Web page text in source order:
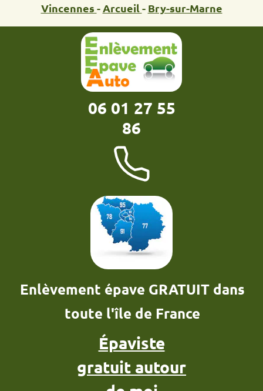
Vincennes - Arcueil - Bry-sur-Marne
06 01 27 55
86
Enlèvement épave GRATUIT dans
toute l'île de France
Épaviste
gratuit autour